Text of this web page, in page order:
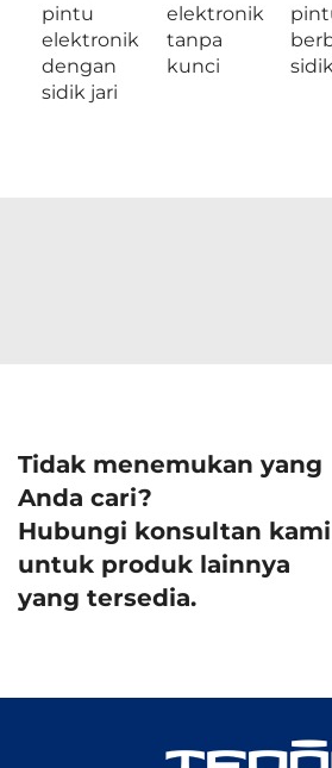
pintu
elektronik
dengan
sidik jari
elektronik
tanpa
kunci
Tidak menemukan yang
Anda cari?
Hubungi konsultan kami
untuk produk lainnya
yang tersedia.